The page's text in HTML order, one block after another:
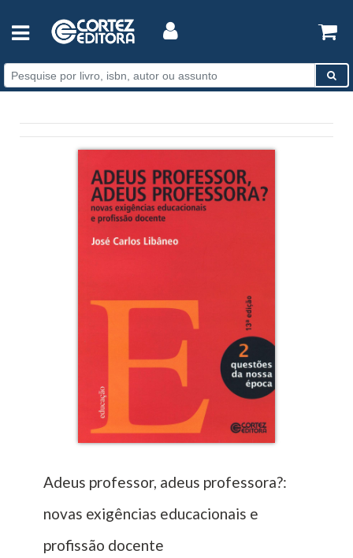
Adeus professor, adeus professora?:
novas exigências educacionais e
profissão docente